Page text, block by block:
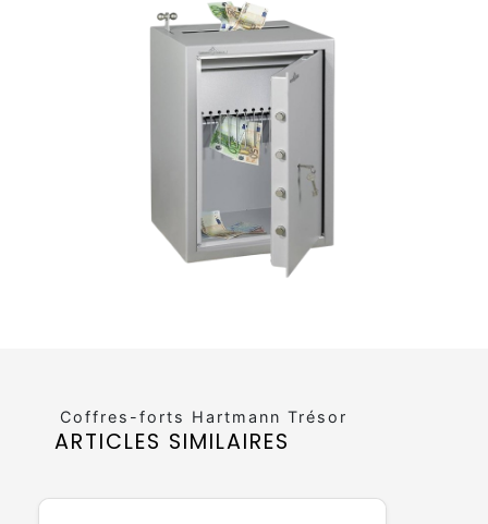
Coffres-forts Hartmann Trésor
ARTICLES SIMILAIRES